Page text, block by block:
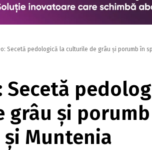
Secetă pedologică la culturile de grâu şi porumb în
Secetă
grâu şi
Muntenia